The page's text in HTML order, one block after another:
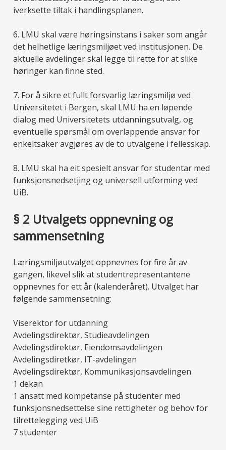
iverksette tiltak i handlingsplanen.
6. LMU skal være høringsinstans i saker som angår
det helhetlige læringsmiljøet ved institusjonen. De
aktuelle avdelinger skal legge til rette for at slike
høringer kan finne sted.
7. For å sikre et fullt forsvarlig læringsmiljø ved
Universitetet i Bergen, skal LMU ha en løpende
dialog med Universitetets utdanningsutvalg, og
eventuelle spørsmål om overlappende ansvar for
enkeltsaker avgjøres av de to utvalgene i fellesskap.
8. LMU skal ha eit spesielt ansvar for studentar med
funksjonsnedsetjing og universell utforming ved
UiB.
§ 2 Utvalgets oppnevning og
sammensetning
Læringsmiljøutvalget oppnevnes for fire år av
gangen, likevel slik at studentrepresentantene
oppnevnes for ett år (kalenderåret). Utvalget har
følgende sammensetning:
Viserektor for utdanning
Avdelingsdirektør, Studieavdelingen
Avdelingsdirektør, Eiendomsavdelingen
Avdelingsdiretkør, IT-avdelingen
Avdelingsdirektør, Kommunikasjonsavdelingen
1 dekan
1 ansatt med kompetanse på studenter med
funksjonsnedsettelse sine rettigheter og behov for
tilrettelegging ved UiB
7 studenter